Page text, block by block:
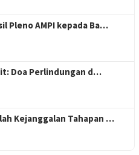
Pleno AMPI kepada Ba…
Doa Perlindungan d…
Kejanggalan Tahapan …